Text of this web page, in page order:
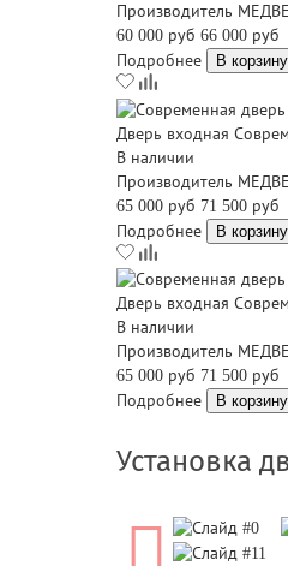
Производитель
60 000 руб 66 000 руб
Подробнее
В корзину
Дверь входная
В наличии
Производитель
65 000 руб 71 500 руб
Подробнее
В корзину
Дверь входная
В наличии
Производитель
65 000 руб 71 500 руб
Подробнее
В корзину
Установка